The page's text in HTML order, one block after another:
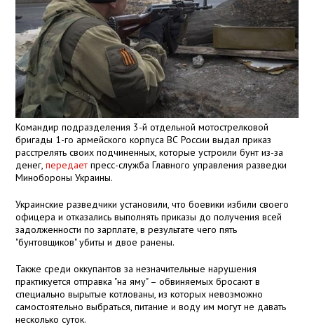
Командир подразделения 3-й отдельной мотострелковой
бригады 1-го армейского корпуса ВС России выдал приказ
расстрелять своих подчиненных, которые устроили бунт из-за
денег,передаетпресс-служба Главного управления разведки
Минобороны Украины.
Украинские разведчики установили, что боевики избили своего
офицера и отказались выполнять приказы до получения всей
задолженности по зарплате, в результате чего пять
"бунтовщиков" убиты и двое ранены.
Также среди оккупантов за незначительные нарушения
практикуется отправка "на яму" – обвиняемых бросают в
специально вырытые котлованы, из которых невозможно
самостоятельно выбраться, питание и воду им могут не давать
несколько суток.